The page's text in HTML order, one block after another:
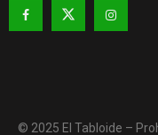
© 2025 El Tabloide –